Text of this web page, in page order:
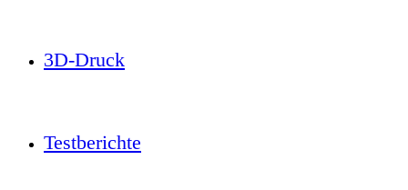
3D-Druck
Testberichte